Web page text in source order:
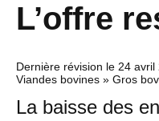
L’offre
Dernière révision le 24 avril
Viandes bovines » Gros
La baisse des